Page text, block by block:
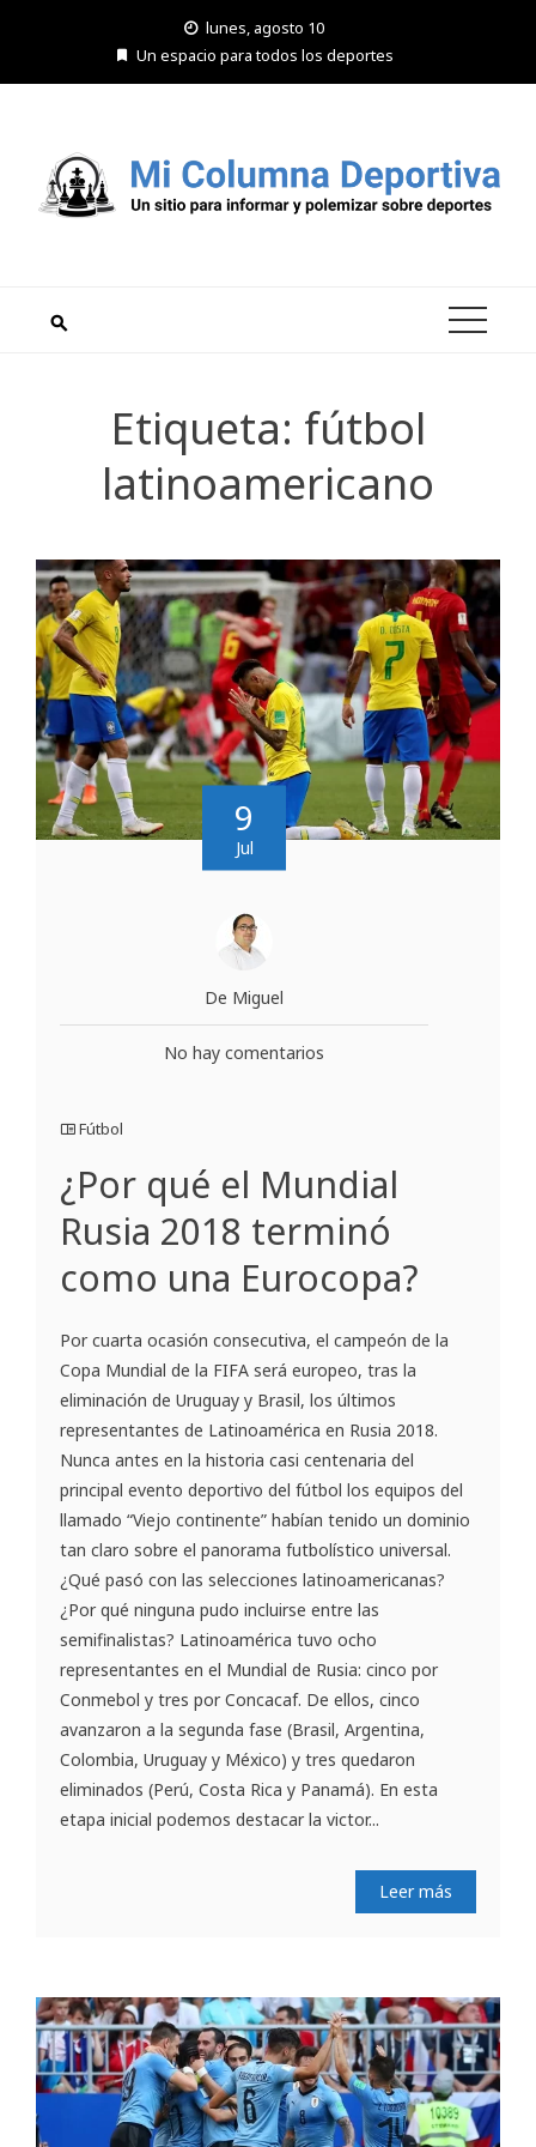
lunes, agosto 10
Un espacio para todos los deportes
Etiqueta: fútbol
latinoamericano
9
Jul
De Miguel
No hay comentarios
Fútbol
¿Por qué el Mundial
Rusia 2018 terminó
como una Eurocopa?
Por cuarta ocasión consecutiva, el campeón de la
Copa Mundial de la FIFA será europeo, tras la
eliminación de Uruguay y Brasil, los últimos
representantes de Latinoamérica en Rusia 2018.
Nunca antes en la historia casi centenaria del
principal evento deportivo del fútbol los equipos del
llamado “Viejo continente” habían tenido un dominio
tan claro sobre el panorama futbolístico universal.
¿Qué pasó con las selecciones latinoamericanas?
¿Por qué ninguna pudo incluirse entre las
semifinalistas? Latinoamérica tuvo ocho
representantes en el Mundial de Rusia: cinco por
Conmebol y tres por Concacaf. De ellos, cinco
avanzaron a la segunda fase (Brasil, Argentina,
Colombia, Uruguay y México) y tres quedaron
eliminados (Perú, Costa Rica y Panamá). En esta
etapa inicial podemos destacar la victor...
Leer más